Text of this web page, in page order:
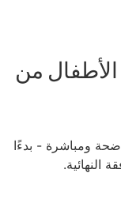
من
ومباشرة - بدءًا
النهائية.